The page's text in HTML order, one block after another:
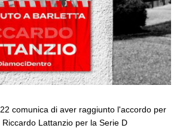
comunica di aver raggiunto l'accordo per
Lattanzio per la Serie D